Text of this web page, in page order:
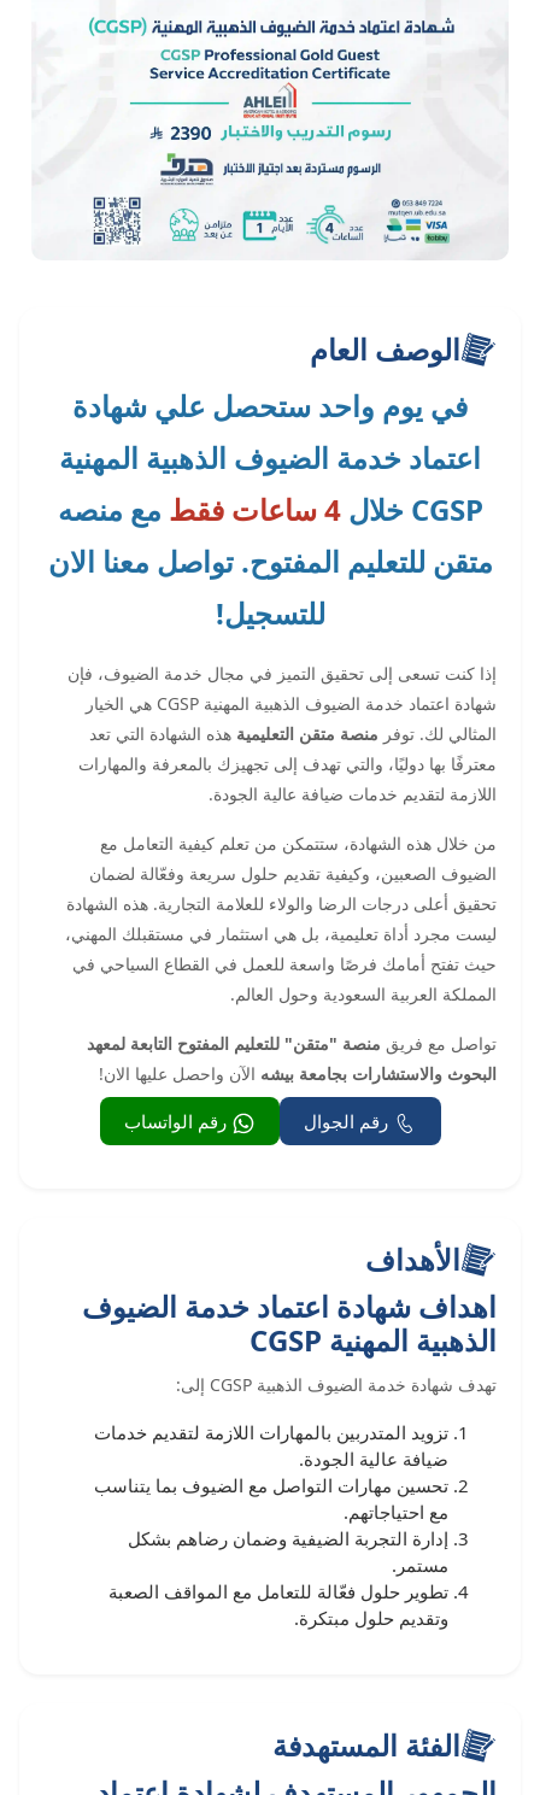
الوصف العام
في يوم واحد ستحصل علي شهادة
اعتماد خدمة الضيوف الذهبية المهنية
CGSP خلال
4 ساعات فقط
مع منصه
متقن للتعليم المفتوح. تواصل معنا الان
للتسجيل!
إذا كنت تسعى إلى تحقيق التميز في مجال خدمة الضيوف، فإن
شهادة اعتماد خدمة الضيوف الذهبية المهنية CGSP هي الخيار
المثالي لك. توفر منصة متقن التعليمية هذه الشهادة التي تعد
معترفًا بها دوليًا، والتي تهدف إلى تجهيزك بالمعرفة والمهارات
اللازمة لتقديم خدمات ضيافة عالية الجودة.
من خلال هذه الشهادة، ستتمكن من تعلم كيفية التعامل مع
الضيوف الصعبين، وكيفية تقديم حلول سريعة وفعّالة لضمان
تحقيق أعلى درجات الرضا والولاء للعلامة التجارية. هذه الشهادة
ليست مجرد أداة تعليمية، بل هي استثمار في مستقبلك المهني،
حيث تفتح أمامك فرصًا واسعة للعمل في القطاع السياحي في
المملكة العربية السعودية وحول العالم.
تواصل مع فريق منصة "متقن" للتعليم المفتوح التابعة لمعهد
البحوث والاستشارات بجامعة بيشه الآن واحصل عليها الان!
رقم الجوال رقم الواتساب
الأهداف
اهداف شهادة اعتماد خدمة الضيوف
الذهبية المهنية CGSP
تهدف شهادة خدمة الضيوف الذهبية CGSP إلى:
تزويد المتدربين بالمهارات اللازمة لتقديم خدمات
ضيافة عالية الجودة.
تحسين مهارات التواصل مع الضيوف بما يتناسب
مع احتياجاتهم.
إدارة التجربة الضيفية وضمان رضاهم بشكل
مستمر.
تطوير حلول فعّالة للتعامل مع المواقف الصعبة
وتقديم حلول مبتكرة.
الفئة المستهدفة